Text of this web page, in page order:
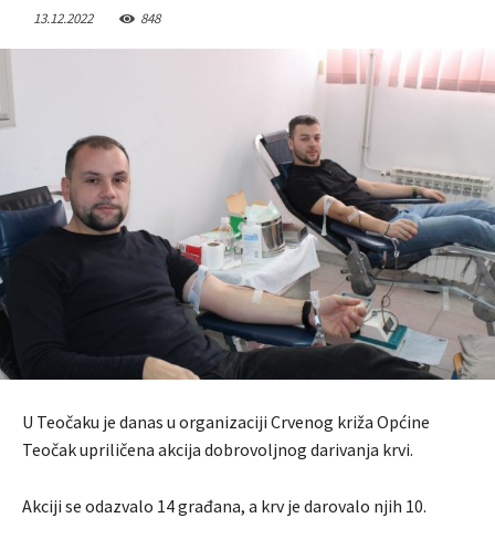
13.12.2022 848
U Teočaku je danas u organizaciji Crvenog križa Općine
Teočak upriličena akcija dobrovoljnog darivanja krvi.
Akciji se odazvalo 14 građana, a krv je darovalo njih 10.